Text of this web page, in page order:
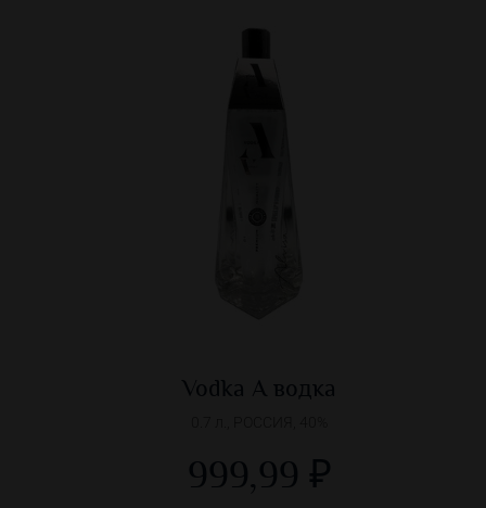
Vodka A водка
999,99 ₽